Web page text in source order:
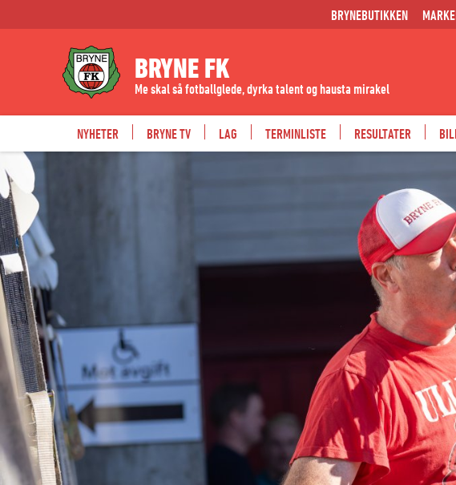
BRYNEBUTIKKEN
BRYNE FK
Me skal så fotballglede, dyrka talent og hausta mirakel
NYHETER BRYNE TV LAG TERMINLISTE RESULTATER